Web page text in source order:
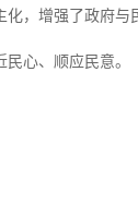
，增强了政府与
心、顺应民意。